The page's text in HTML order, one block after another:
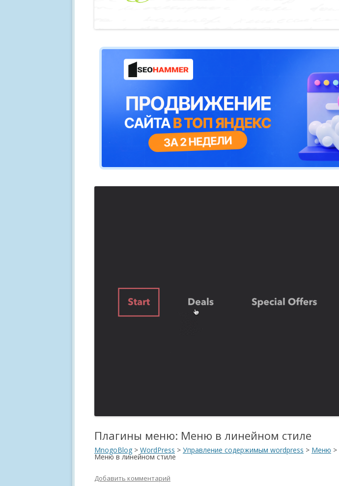
Плагины меню: Меню в линейном стиле
MnogoBlog > WordPress > Управление содержимым wordpress > Меню >
Меню в линейном стиле
Добавить комментарий